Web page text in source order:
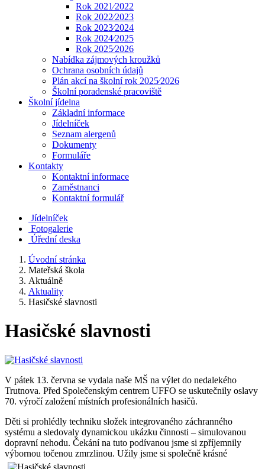
Rok 2021⁄2022
Rok 2022⁄2023
Rok 2023⁄2024
Rok 2024⁄2025
Rok 2025⁄2026
Nabídka zájmových kroužků
Ochrana osobních údajů
Plán akcí na školní rok 2025⁄2026
Školní poradenské pracoviště
Školní jídelna
Základní informace
Jídelníček
Seznam alergenů
Dokumenty
Formuláře
Kontakty
Kontaktní informace
Zaměstnanci
Kontaktní formulář
Jídelníček
Fotogalerie
Úřední deska
Úvodní stránka
Mateřská škola
Aktuálně
Aktuality
Hasičské slavnosti
Hasičské slavnosti
V pátek 13. června se vydala naše MŠ na výlet do nedalekého
Trutnova. Před Společenským centrem UFFO se uskutečnily oslavy
70. výročí založení místních profesionálních hasičů.
Děti si prohlédly techniku složek integrovaného záchranného
systému a sledovaly dynamickou ukázku činnosti – simulovanou
dopravní nehodu. Čekání na tuto podívanou jsme si zpříjemnily
výbornou točenou zmrzlinou. Užily jsme si společně krásné